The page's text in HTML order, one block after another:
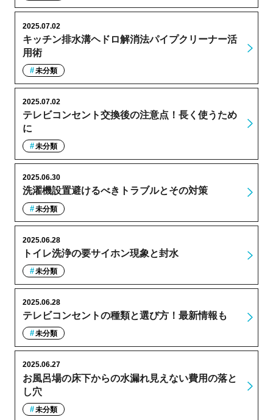
キッチン排水溝ヘドロ解消法パイプクリーナー活
用術
2025.07.02
未分類
テレビコンセント交換後の注意点！長く使うため
に
2025.07.02
未分類
洗濯機設置避けるべきトラブルとその対策
2025.06.30
未分類
トイレ洗浄の要サイホン現象と封水
2025.06.28
未分類
テレビコンセントの種類と選び方！最新情報も
2025.06.28
未分類
お風呂場の床下からの水漏れ見えない費用の落と
し穴
2025.06.27
未分類